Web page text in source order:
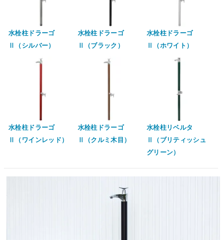
水栓柱ドラーゴ
Ⅱ（シルバー）
水栓柱ドラーゴ
Ⅱ（ブラック）
水栓柱ドラーゴ
Ⅱ（ホワイト）
水栓柱ドラーゴ
Ⅱ（ワインレッド）
水栓柱ドラーゴ
Ⅱ（クルミ木目）
水栓柱リベルタ
Ⅱ（ブリティッシュ
グリーン）